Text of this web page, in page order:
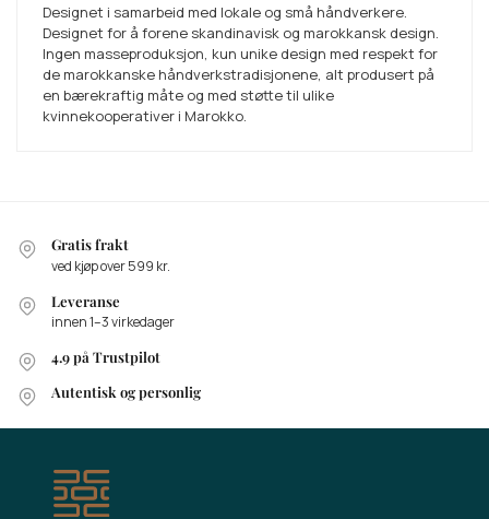
Designet i samarbeid med lokale og små håndverkere.
Designet for å forene skandinavisk og marokkansk design.
Ingen masseproduksjon, kun unike design med respekt for
de marokkanske håndverkstradisjonene, alt produsert på
en bærekraftig måte og med støtte til ulike
kvinnekooperativer i Marokko.
Gratis frakt
ved kjøp over 599 kr.
Leveranse
innen 1–3 virkedager
4.9 på Trustpilot
Autentisk og personlig